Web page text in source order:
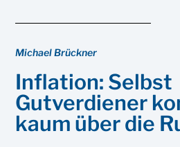
Michael Brückner
Inflation: Selbst
Gutverdiener
kaum über die